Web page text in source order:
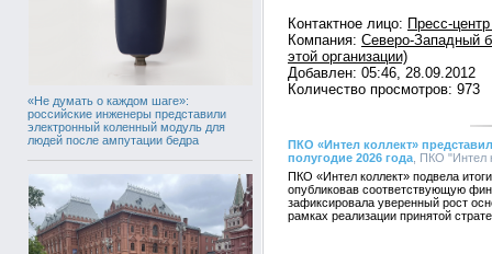
«Не думать о каждом шаге»:
российские инженеры представили
электронный коленный модуль для
людей после ампутации бедра
Контактное лицо: Пресс-
Компания: Северо-Западный
этой организации)
Добавлен: 05:46, 28.09.2012
Количество просмотров: 973
ПКО «Интел коллект»
полугодие 2026 года , ПКО "Интел
ПКО «Интел коллект» подвела
опубликовав соответствующую
зафиксировала уверенный рост
рамках реализации принятой